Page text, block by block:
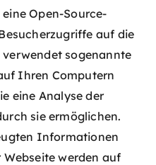
eine Open-Source-
auf die
sogenannte
Ihren Computern
eine Analyse der
sie ermöglichen.
Informationen
werden auf